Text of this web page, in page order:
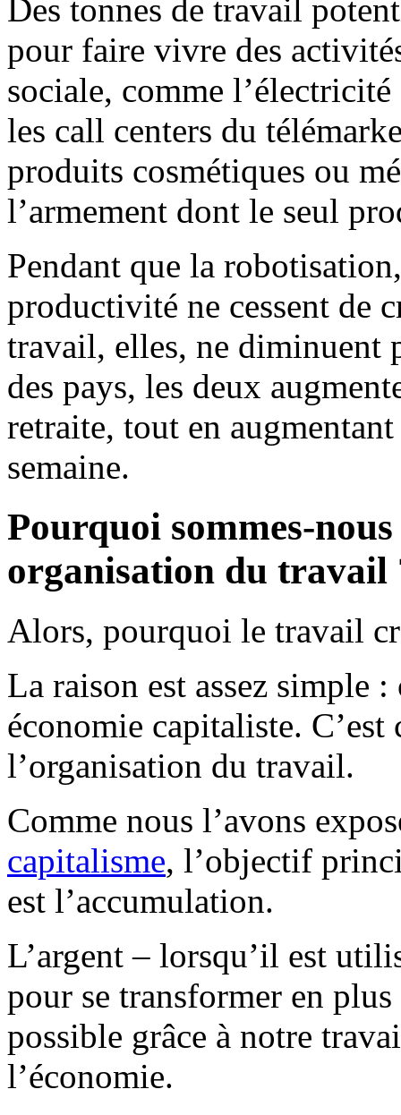
Des tonnes de travail
pour faire vivre des
sociale, comme
les call centers du
produits cosmétiques ou
l’armement dont le seul
Pendant que la
productivité ne cessent de
travail, elles, ne diminuent
des pays, les deux
retraite, tout en
semaine.
Pourquoi sommes-
organisation du travail
Alors, pourquoi le travail
La raison est assez simple
économie capitaliste.
l’organisation du travail.
Comme nous l’avons
capitalisme, l’objectif
est l’accumulation.
L’argent – lorsqu’il est
pour se transformer en
possible grâce à notre
l’économie.